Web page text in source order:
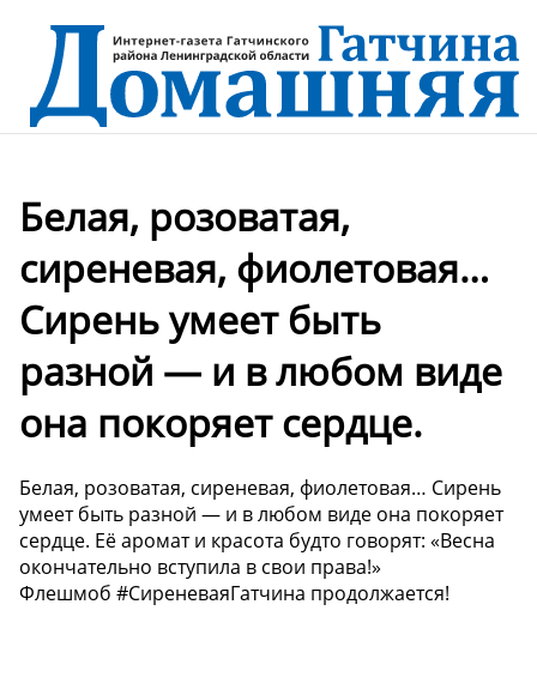
Белая, розоватая,
сиреневая, фиолетовая…
Сирень умеет быть
разной — и в любом виде
она покоряет сердце.
Белая, розоватая, сиреневая, фиолетовая… Сирень
умеет быть разной — и в любом виде она покоряет
сердце. Её аромат и красота будто говорят: «Весна
окончательно вступила в свои права!»
Флешмоб #СиреневаяГатчина продолжается!